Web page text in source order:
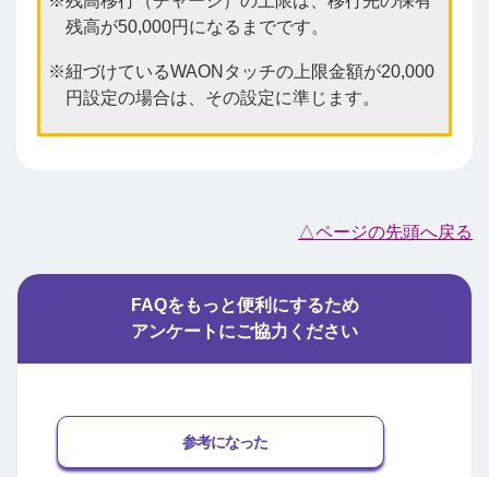
残高が50,000円になるまでです。
紐づけているWAONタッチの上限金額が20,000
円設定の場合は、その設定に準じます。
△ページの先頭へ戻る
FAQをもっと便利にするため
アンケートにご協力ください
参考になった